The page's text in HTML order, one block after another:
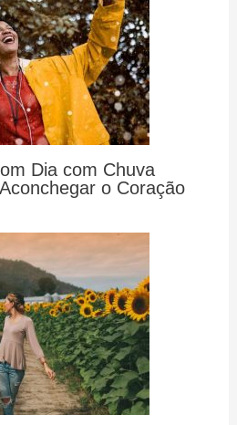
Dia com Chuva
o Coração